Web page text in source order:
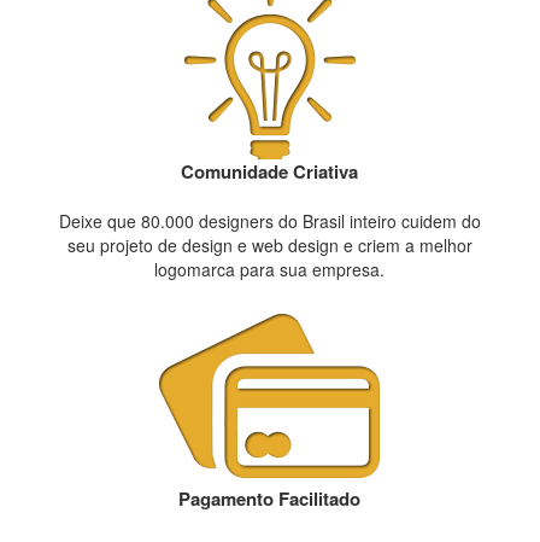
Comunidade Criativa
Deixe que 80.000 designers do Brasil inteiro cuidem do
seu projeto de design e web design e criem a melhor
logomarca para sua empresa.
Pagamento Facilitado